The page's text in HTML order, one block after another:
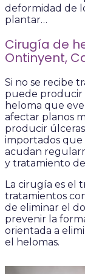
deformidad de
plantar…
Cirugía de
Ontinyent,
Si no se recibe
puede producir
heloma que
afectar planos
producir
importados que
acudan
y tratamiento
La cirugía es el
tratamientos
de eliminar el
prevenir la
orientada a
el helomas.